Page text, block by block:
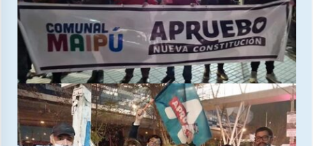
¿Asesores con doble sueldo?
18/04/2026
Chile y sus segmentos de la riqueza
06/04/2026